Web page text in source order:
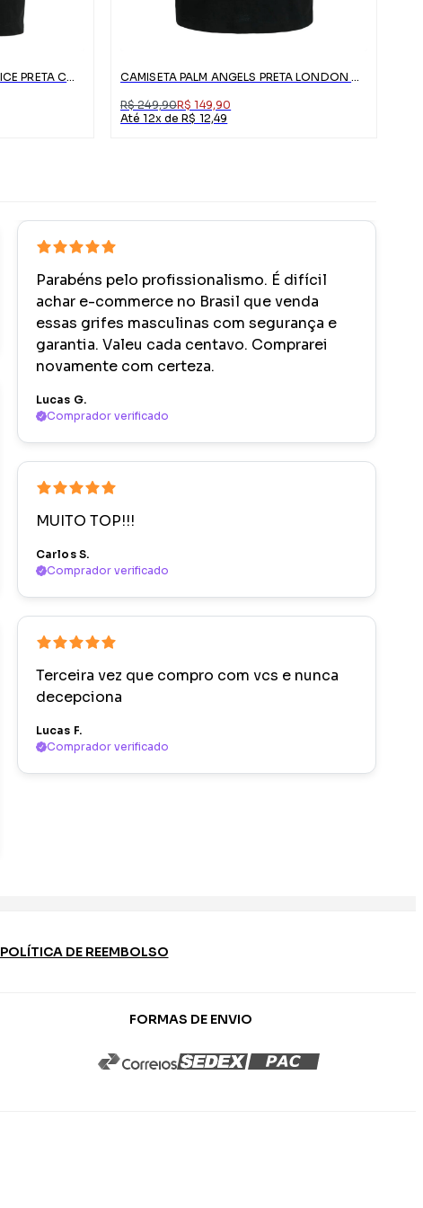
R$ 249,90R$ 149,90
Até 12x de R$ 12,49
Parabéns pelo profissionalismo. É difícil
achar e-commerce no Brasil que venda
essas grifes masculinas com segurança e
garantia. Valeu cada centavo. Comprarei
novamente com certeza.
Lucas G.
Comprador verificado
MUITO TOP!!!
Carlos S.
Comprador verificado
Terceira vez que compro com vcs e nunca
decepciona
Lucas F.
Comprador verificado
POLÍTICA DE REEMBOLSO
FORMAS DE ENVIO